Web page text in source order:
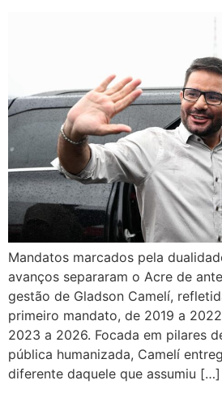
Mandatos marcados pela
avanços separaram o Acre de
gestão de Gladson Camelí,
primeiro mandato, de 2019 a
2023 a 2026. Focada em pilares
pública humanizada, Camelí
diferente daquele que assumiu […]